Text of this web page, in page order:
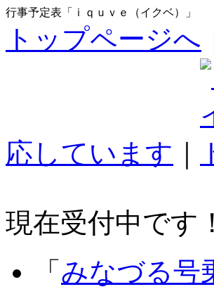
行事予定表「ｉｑｕｖｅ（イクベ）」
トップページへ
応しています
現在受付中です！
「 みなづる号